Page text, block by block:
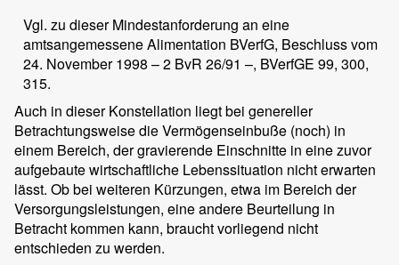
Vgl. zu dieser Mindestanforderung an eine
amtsangemessene Alimentation BVerfG, Beschluss vom
24. November 1998 – 2 BvR 26/91 –, BVerfGE 99, 300,
315.
Auch in dieser Konstellation liegt bei genereller
Betrachtungsweise die Vermögenseinbuße (noch) in
einem Bereich, der gravierende Einschnitte in eine zuvor
aufgebaute wirtschaftliche Lebenssituation nicht erwarten
lässt. Ob bei weiteren Kürzungen, etwa im Bereich der
Versorgungsleistungen, eine andere Beurteilung in
Betracht kommen kann, braucht vorliegend nicht
entschieden zu werden.